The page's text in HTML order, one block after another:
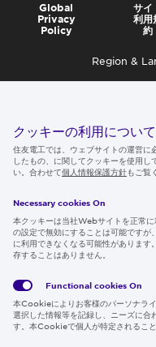
Global
Privacy
Policy
サイ
利用
約
Region &
© 2026
クッキーの利用について
住友電工では、ウェブサイトの運営に
したもの、に関してクッキーを使用し
い。合わせて個人情報保護方針もご覧
Necessary cookies On
本クッキーは当社Webサイトを正常
の設定で無効にすることは可能です
に利用できなくなる可能性があります
存することはありません。
Functional cookies On
本Cookieによりお客様のパーソナラ
選択した情報等を記録し、ニーズに
す。本Cookieで個人が特定されること